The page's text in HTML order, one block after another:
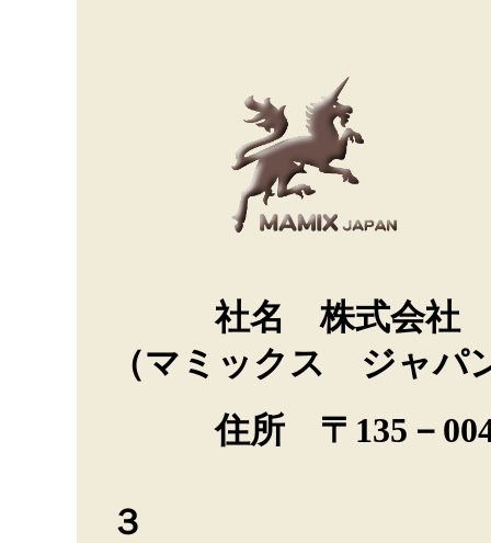
社名 株式会社 Ｍ
（マミックス ジャパ
住所 〒135－
３